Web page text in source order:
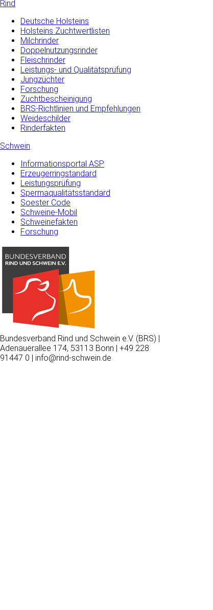
Rind
Deutsche Holsteins
Holsteins Zuchtwertlisten
Milchrinder
Doppelnutzungsrinder
Fleischrinder
Leistungs- und Qualitätsprüfung
Jungzüchter
Forschung
Zuchtbescheinigung
BRS-Richtlinien und Empfehlungen
Weideschilder
Rinderfakten
Schwein
Informationsportal ASP
Erzeugerringstandard
Leistungsprüfung
Spermaqualitätsstandard
Soester Code
Schweine-Mobil
Schweinefakten
Forschung
Bundesverband Rind und Schwein e.V. (BRS) |
Adenauerallee 174, 53113 Bonn | +49 228
91447 0 | info@rind-schwein.de